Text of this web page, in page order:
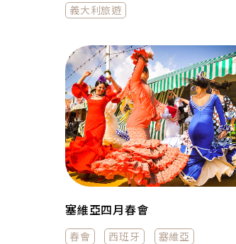
義大利旅遊
塞維亞四月春會
春會 西班牙 塞維亞